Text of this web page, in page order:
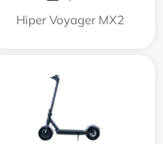
Hiper Voyager MX2